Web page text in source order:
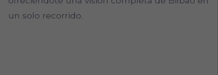
un solo recorrido.